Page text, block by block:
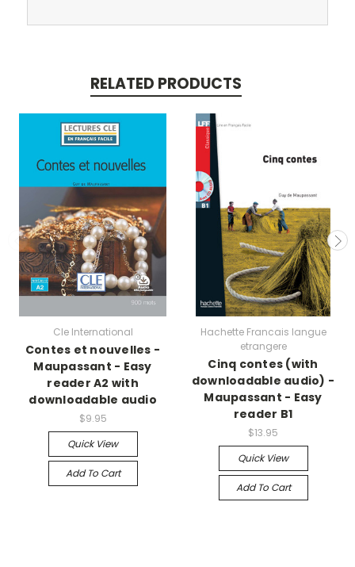
RELATED PRODUCTS
Cle International
Contes et nouvelles -
Maupassant - Easy
reader A2 with
downloadable audio
$9.95
Quick View
Add To Cart
Hachette Francais langue
etrangere
Cinq contes (with
downloadable audio) -
Maupassant - Easy
reader B1
$13.95
Quick View
Add To Cart